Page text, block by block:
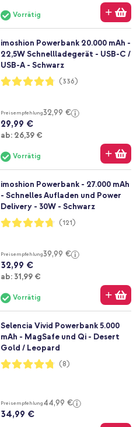
Vorrätig
imoshion Powerbank 20.000 mAh -
22,5W Schnellladegerät - USB-C /
USB-A - Schwarz
Bewertung:
95%
(336)
Preisempfehlung32,99 €
29,99 €
ab: Ab
26,39 €
Vorrätig
imoshion Powerbank - 27.000 mAh
- Schnelles Aufladen und Power
Delivery - 30W - Schwarz
Bewertung:
94%
(121)
Preisempfehlung39,99 €
32,99 €
ab: Ab
31,99 €
Vorrätig
Selencia Vivid Powerbank 5.000
mAh - MagSafe und Qi - Desert
Gold / Leopard
Bewertung:
95%
(8)
Preisempfehlung44,99 €
34,99 €